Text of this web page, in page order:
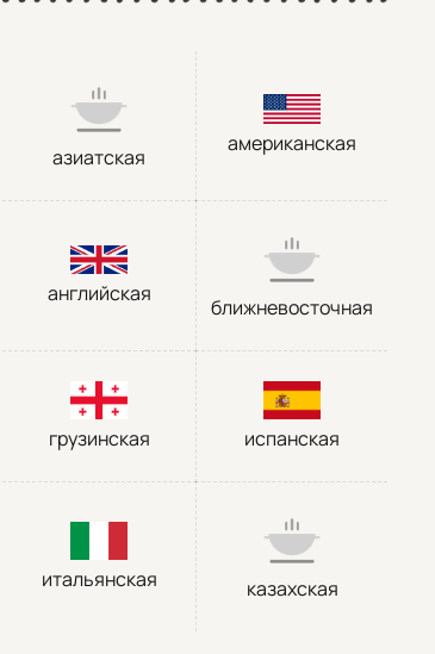
азиатская
американская
английская
ближневосточная
грузинская испанская
итальянская казахская